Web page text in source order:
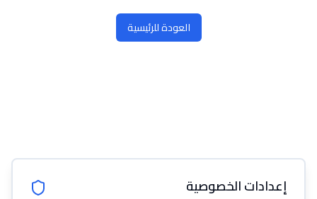
العودة للرئيسية
إعدادات الخصوصية